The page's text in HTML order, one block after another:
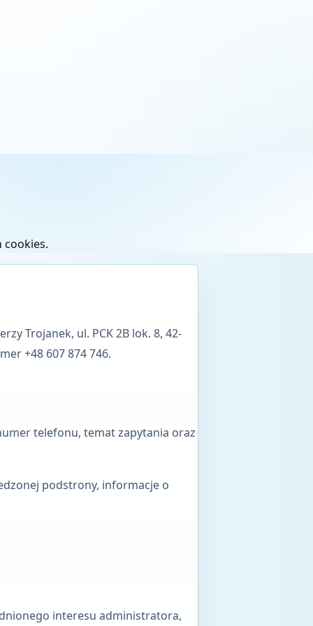
Trojanek, ul. PCK 2B lok. 8, 42-
+48 607 874 746.
telefonu, temat zapytania oraz
podstrony, informacje o
interesu administratora,